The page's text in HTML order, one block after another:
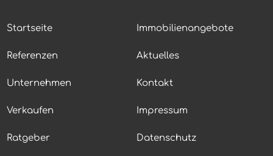
Startseite Immobilienangebote
Referenzen Aktuelles
Unternehmen Kontakt
Verkaufen Impressum
Ratgeber Datenschutz